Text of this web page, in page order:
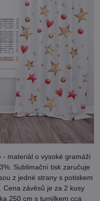
materiál o vysoké gramáži
Sublimační tisk zaručuje
z jedné strany s potiskem
závěsů je za 2 kusy
250 cm s tunýlkem cca